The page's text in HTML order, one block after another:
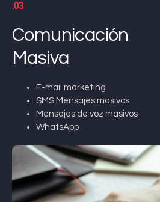
.03
Comunicación
Masiva
E-mail marketing
SMS Mensajes masivos
Mensajes de voz masivos
WhatsApp